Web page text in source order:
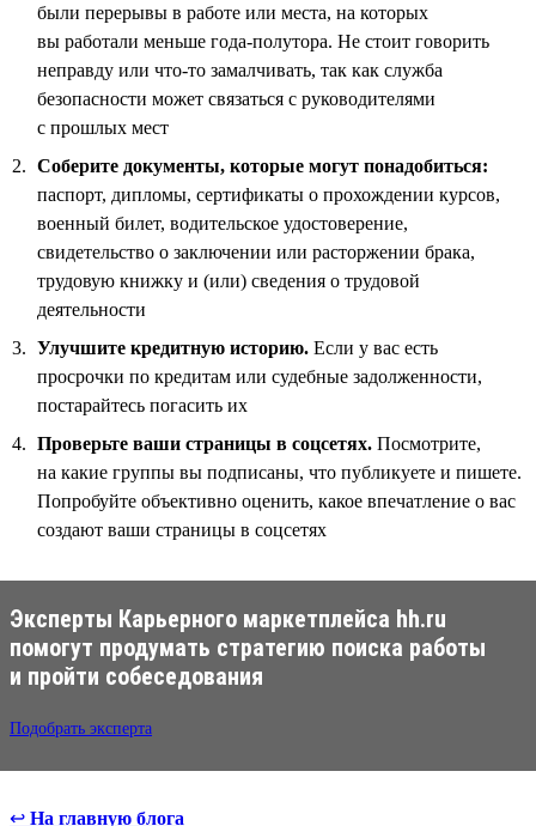
были перерывы в работе или места, на которых
вы работали меньше года-полутора. Не стоит говорить
неправду или что-то замалчивать, так как служба
безопасности может связаться с руководителями
с прошлых мест
Соберите документы, которые могут понадобиться:
паспорт, дипломы, сертификаты о прохождении курсов,
военный билет, водительское удостоверение,
свидетельство о заключении или расторжении брака,
трудовую книжку и (или) сведения о трудовой
деятельности
Улучшите кредитную историю. Если у вас есть
просрочки по кредитам или судебные задолженности,
постарайтесь погасить их
Проверьте ваши страницы в соцсетях. Посмотрите,
на какие группы вы подписаны, что публикуете и пишете.
Попробуйте объективно оценить, какое впечатление о вас
создают ваши страницы в соцсетях
Эксперты Карьерного маркетплейса hh.ru
помогут продумать стратегию поиска работы
и пройти собеседования
Подобрать эксперта
↩ На главную блога